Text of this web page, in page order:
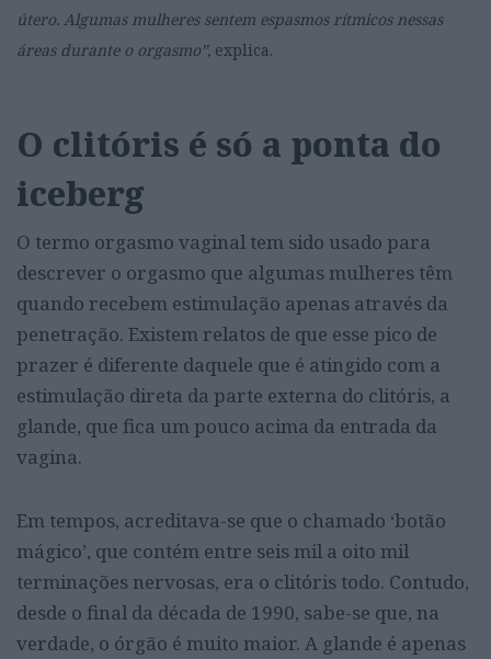
útero. Algumas mulheres sentem espasmos rítmicos nessas
áreas durante o orgasmo”, explica.
O clitóris é só a ponta do
iceberg
O termo orgasmo vaginal tem sido usado para
descrever o orgasmo que algumas mulheres têm
quando recebem estimulação apenas através da
penetração. Existem relatos de que esse pico de
prazer é diferente daquele que é atingido com a
estimulação direta da parte externa do clitóris, a
glande, que fica um pouco acima da entrada da
vagina.
Em tempos, acreditava-se que o chamado ‘botão
mágico’, que contém entre seis mil a oito mil
terminações nervosas, era o clitóris todo. Contudo,
desde o final da década de 1990, sabe-se que, na
verdade, o órgão é muito maior. A glande é apenas